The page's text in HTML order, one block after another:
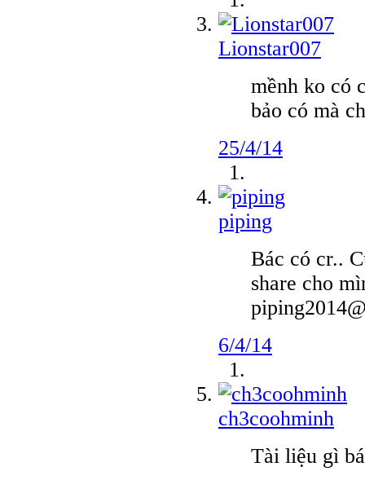
Lionstar007
mềnh ko có
bảo có mà
25/4/14
piping
Bác có cr..
share cho
6/4/14
ch3coohminh
Tài liệu gì